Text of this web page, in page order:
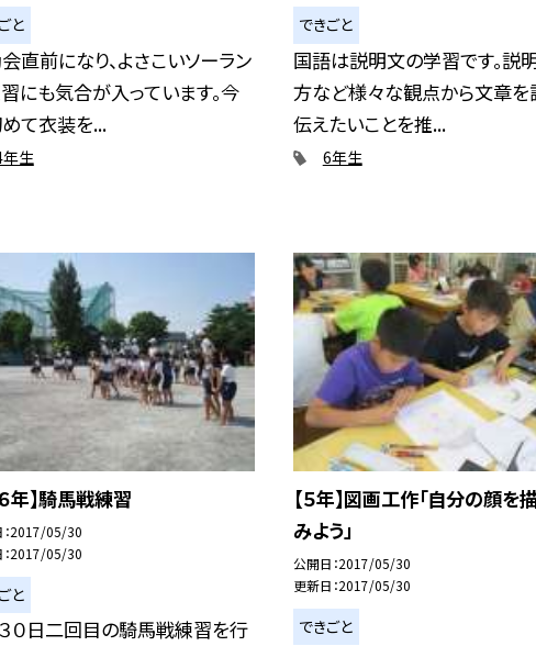
と
直前になり、よさこいソーラン
にも気合が入っています。今
て衣装を...
生
できごと
国語は説明文の学習です。説
方など様々な観点から文章を
伝えたいことを推...
6年生
６年】騎馬戦練習
2017/05/30
2017/05/30
と
０日二回目の騎馬戦練習を行
【５年】図画工作「自分の顔を
みよう」
公開日 2017/05/30
更新日 2017/05/30
できごと